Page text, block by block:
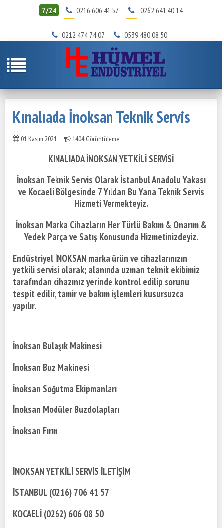
7/24 0216 606 41 57 0262 641 40 14
0212 474 74 07 0539 480 08 50
Kınalıada İnoksan Teknik Servis
01 Kasım 2021 1404 Görüntüleme
KINALIADA İNOKSAN YETKİLİ SERVİSİ
İnoksan Teknik Servis Olarak İstanbul Anadolu Yakası
ve Kocaeli Bölgesinde 7 Yıldan Bu Yana Teknik Servis
Hizmeti Vermekteyiz.
İnoksan Marka Cihazların Her Türlü Bakım & Onarım &
Yedek Parça ve Satış Konusunda Hizmetinizdeyiz.
Endüstriyel İNOKSAN marka ürün ve cihazlarınızın
yetkili servisi olarak; alanında uzman teknik ekibimiz
tarafından cihazınız yerinde kontrol edilip sorunu
tespit edilir, tamir ve bakım işlemleri kusursuzca
yapılır.
İnoksan Bulaşık Makinesi
İnoksan Buz Makinesi
İnoksan Soğutma Ekipmanları
İnoksan Modüler Buzdolapları
İnoksan Fırın
İNOKSAN YETKİLİ SERVİS İLETİŞİM
İSTANBUL (0216) 706 41 57
KOCAELİ (0262) 606 08 50